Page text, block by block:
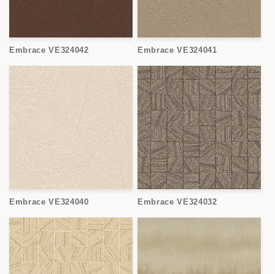
Embrace VE324042 Embrace VE324041
Embrace VE324040 Embrace VE324032